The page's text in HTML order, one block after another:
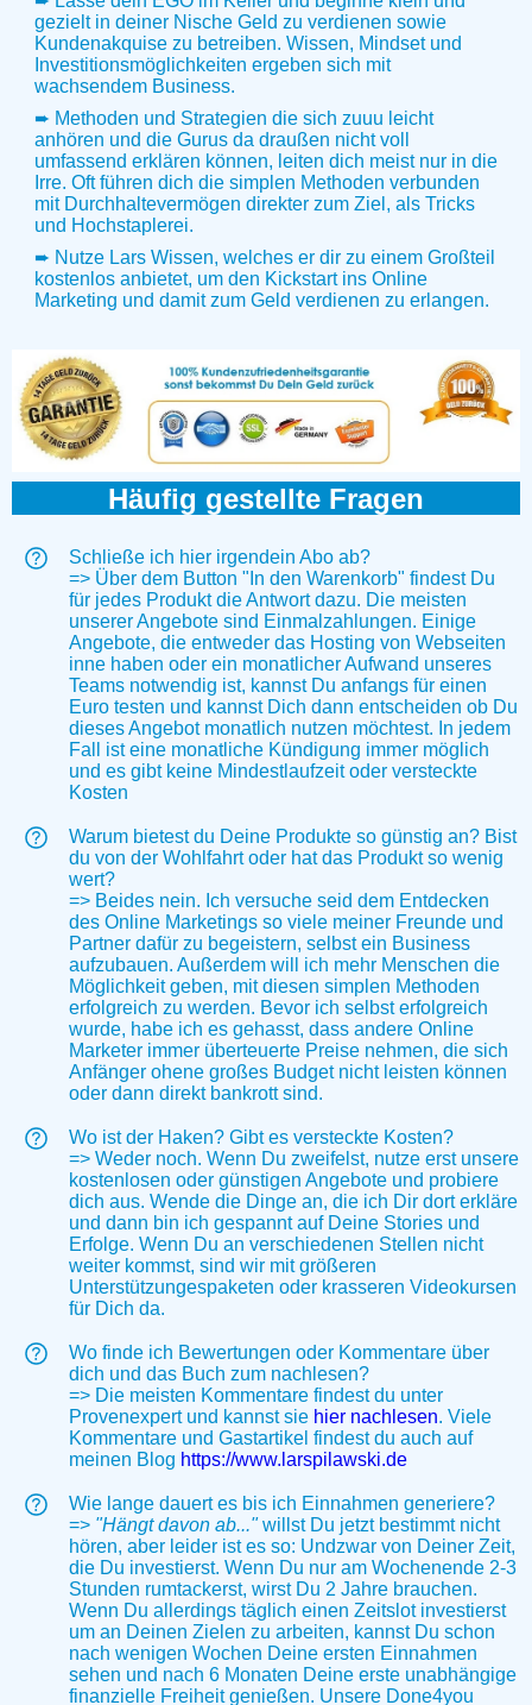
gezielt in deiner Nische Geld zu verdienen sowie
Kundenakquise zu betreiben. Wissen, Mindset und
Investitionsmöglichkeiten ergeben sich mit
wachsendem Business.
➨ Methoden und Strategien die sich zuuu leicht
anhören und die Gurus da draußen nicht voll
umfassend erklären können, leiten dich meist nur in die
Irre. Oft führen dich die simplen Methoden verbunden
mit Durchhaltevermögen direkter zum Ziel, als Tricks
und Hochstaplerei.
➨ Nutze Lars Wissen, welches er dir zu einem Großteil
kostenlos anbietet, um den Kickstart ins Online
Marketing und damit zum Geld verdienen zu erlangen.
Häufig gestellte Fragen
Schließe ich hier irgendein Abo ab?
=> Über dem Button "In den Warenkorb" findest Du
für jedes Produkt die Antwort dazu. Die meisten
unserer Angebote sind Einmalzahlungen. Einige
Angebote, die entweder das Hosting von Webseiten
inne haben oder ein monatlicher Aufwand unseres
Teams notwendig ist, kannst Du anfangs für einen
Euro testen und kannst Dich dann entscheiden ob Du
dieses Angebot monatlich nutzen möchtest. In jedem
Fall ist eine monatliche Kündigung immer möglich
und es gibt keine Mindestlaufzeit oder versteckte
Kosten
Warum bietest du Deine Produkte so günstig an? Bist
du von der Wohlfahrt oder hat das Produkt so wenig
wert?
=> Beides nein. Ich versuche seid dem Entdecken
des Online Marketings so viele meiner Freunde und
Partner dafür zu begeistern, selbst ein Business
aufzubauen. Außerdem will ich mehr Menschen die
Möglichkeit geben, mit diesen simplen Methoden
erfolgreich zu werden. Bevor ich selbst erfolgreich
wurde, habe ich es gehasst, dass andere Online
Marketer immer überteuerte Preise nehmen, die sich
Anfänger ohene großes Budget nicht leisten können
oder dann direkt bankrott sind.
Wo ist der Haken? Gibt es versteckte Kosten?
=> Weder noch. Wenn Du zweifelst, nutze erst unsere
kostenlosen oder günstigen Angebote und probiere
dich aus. Wende die Dinge an, die ich Dir dort erkläre
und dann bin ich gespannt auf Deine Stories und
Erfolge. Wenn Du an verschiedenen Stellen nicht
weiter kommst, sind wir mit größeren
Unterstützungespaketen oder krasseren Videokursen
für Dich da.
Wo finde ich Bewertungen oder Kommentare über
dich und das Buch zum nachlesen?
=> Die meisten Kommentare findest du unter
Provenexpert und kannst sie hier nachlesen. Viele
Kommentare und Gastartikel findest du auch auf
meinen Blog https://www.larspilawski.de
Wie lange dauert es bis ich Einnahmen generiere?
=> "Hängt davon ab..."willst Du jetzt bestimmt nicht
hören, aber leider ist es so: Undzwar von Deiner Zeit,
die Du investierst. Wenn Du nur am Wochenende 2-3
Stunden rumtackerst, wirst Du 2 Jahre brauchen.
Wenn Du allerdings täglich einen Zeitslot investierst
um an Deinen Zielen zu arbeiten, kannst Du schon
nach wenigen Wochen Deine ersten Einnahmen
sehen und nach 6 Monaten Deine erste unabhängige
finanzielle Freiheit genießen. Unsere Done4you